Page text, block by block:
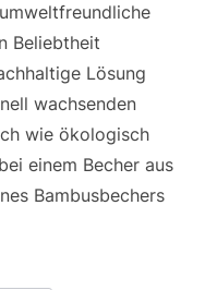
Beliebtheit
Lösung
wachsenden
wie ökologisch
einem Becher aus
Bambusbechers